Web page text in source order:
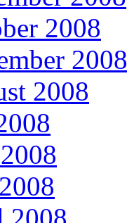
2008
2008
2008